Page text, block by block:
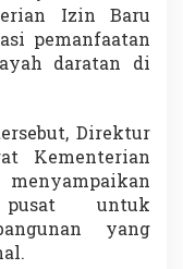
Izin Baru
pemanfaatan
daratan di
Direktur
Kementerian
untuk
yang